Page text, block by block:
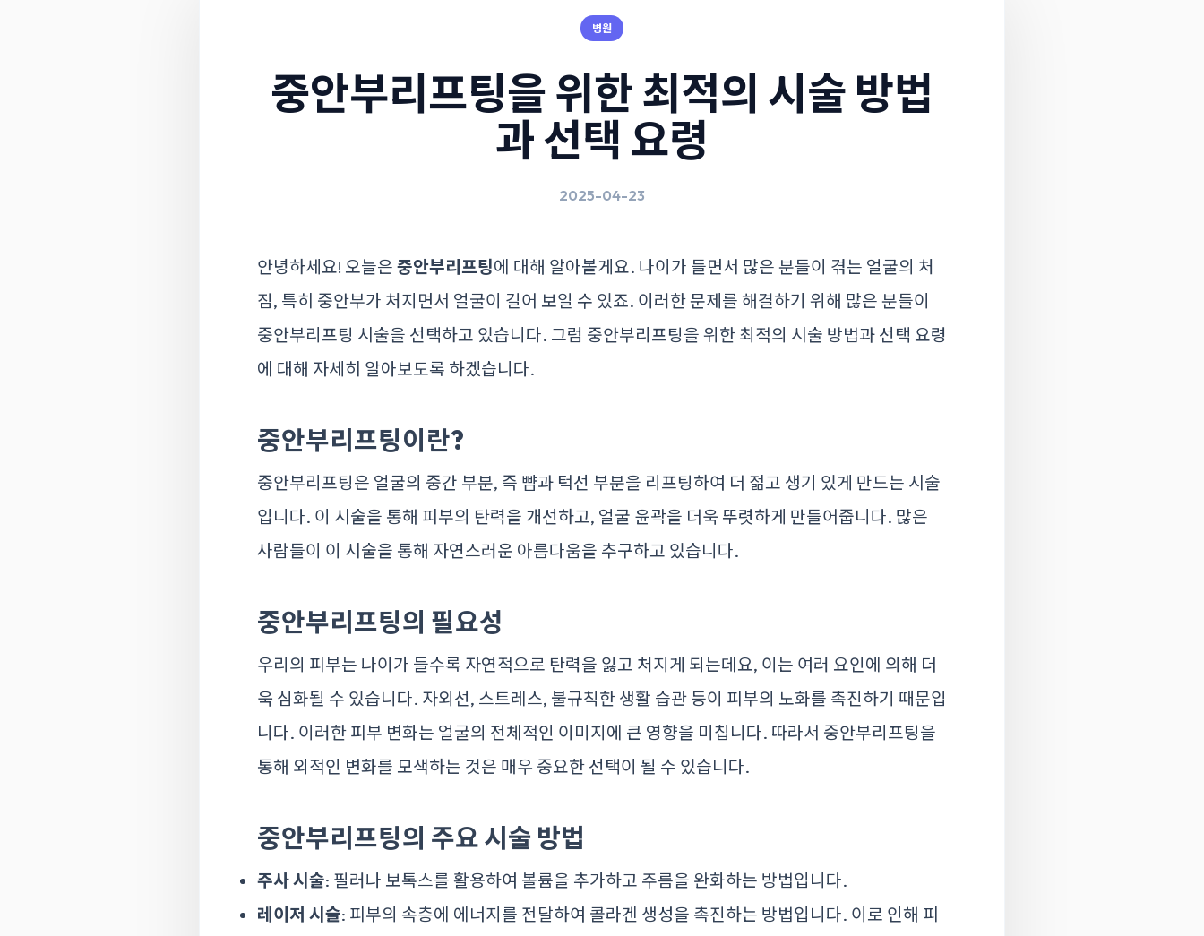
병원
중안부리프팅을 위한 최적의 시술 방법
과 선택 요령
2025-04-23
안녕하세요! 오늘은 중안부리프팅에 대해 알아볼게요. 나이가 들면서 많은 분들이 겪는 얼굴의 처
짐, 특히 중안부가 처지면서 얼굴이 길어 보일 수 있죠. 이러한 문제를 해결하기 위해 많은 분들이
중안부리프팅 시술을 선택하고 있습니다. 그럼 중안부리프팅을 위한 최적의 시술 방법과 선택 요령
에 대해 자세히 알아보도록 하겠습니다.
중안부리프팅이란?
중안부리프팅은 얼굴의 중간 부분, 즉 뺨과 턱선 부분을 리프팅하여 더 젊고 생기 있게 만드는 시술
입니다. 이 시술을 통해 피부의 탄력을 개선하고, 얼굴 윤곽을 더욱 뚜렷하게 만들어줍니다. 많은
사람들이 이 시술을 통해 자연스러운 아름다움을 추구하고 있습니다.
중안부리프팅의 필요성
우리의 피부는 나이가 들수록 자연적으로 탄력을 잃고 처지게 되는데요, 이는 여러 요인에 의해 더
욱 심화될 수 있습니다. 자외선, 스트레스, 불규칙한 생활 습관 등이 피부의 노화를 촉진하기 때문입
니다. 이러한 피부 변화는 얼굴의 전체적인 이미지에 큰 영향을 미칩니다. 따라서 중안부리프팅을
통해 외적인 변화를 모색하는 것은 매우 중요한 선택이 될 수 있습니다.
중안부리프팅의 주요 시술 방법
주사 시술: 필러나 보톡스를 활용하여 볼륨을 추가하고 주름을 완화하는 방법입니다.
레이저 시술: 피부의 속층에 에너지를 전달하여 콜라겐 생성을 촉진하는 방법입니다. 이로 인해 피